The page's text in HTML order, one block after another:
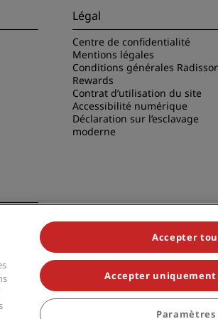
Légal
Centre de confidentialité
Mentions légales
Conditions générales
Rewards
Contrat d’utilisation du site
Accessibilité numérique
Déclaration sur l’esclavage
moderne
Collection, Radisson Individuals, Park Plaza,
Accepter
Accepter uniquement
Paramètres